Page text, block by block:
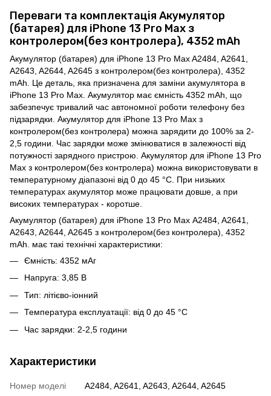
Переваги та комплектація Акумулятор
(батарея) для iPhone 13 Pro Max з
контролером(без контролера), 4352 mAh
Акумулятор (батарея) для iPhone 13 Pro Max A2484, A2641,
A2643, A2644, A2645 з контролером(без контролера), 4352
mAh. Це деталь, яка призначена для заміни акумулятора в
iPhone 13 Pro Max. Акумулятор має ємність 4352 mAh, що
забезпечує тривалий час автономної роботи телефону без
підзарядки. Акумулятор для iPhone 13 Pro Max з
контролером(без контролера) можна зарядити до 100% за 2-
2,5 години. Час зарядки може змінюватися в залежності від
потужності зарядного пристрою. Акумулятор для iPhone 13 Pro
Max з контролером(без контролера) можна використовувати в
температурному діапазоні від 0 до 45 °C. При низьких
температурах акумулятор може працювати довше, а при
високих температурах - коротше.
Акумулятор (батарея) для iPhone 13 Pro Max A2484, A2641,
A2643, A2644, A2645 з контролером(без контролера), 4352
mAh. має такі технічні характеристики:
Ємність: 4352 мАг
Напруга: 3,85 В
Тип: літієво-іонний
Температура експлуатації: від 0 до 45 °C
Час зарядки: 2-2,5 години
Характеристики
Номер моделі
A2484, A2641, A2643, A2644, A2645